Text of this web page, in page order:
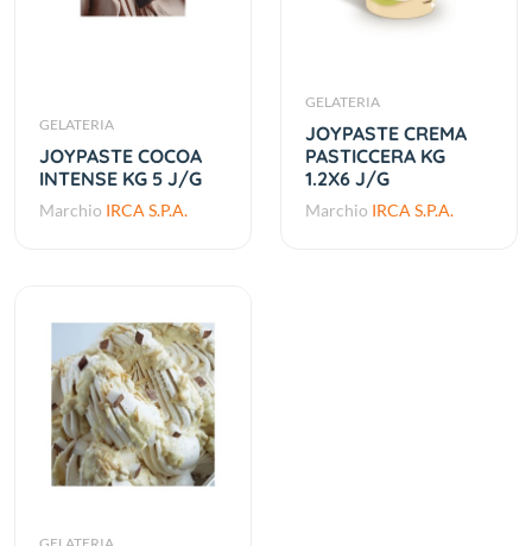
GELATERIA
JOYPASTE COCOA
INTENSE KG 5 J/G
Marchio IRCA S.P.A.
GELATERIA
JOYPASTE CREMA
PASTICCERA KG
1.2X6 J/G
Marchio IRCA S.P.A.